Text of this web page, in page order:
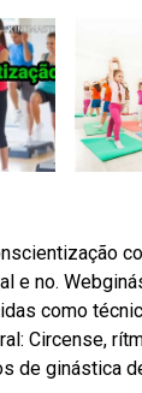
e no.
como
Circense,
de ginástica